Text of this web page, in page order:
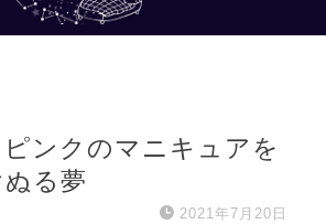
ピンクのマニキュアを
ぬる夢
2021年7月20日